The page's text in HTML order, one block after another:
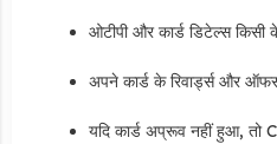
ओटीपी और कार्ड डिटेल्स
अपने कार्ड के रिवार्ड्स और
यदि कार्ड अप्रूव नहीं हुआ,